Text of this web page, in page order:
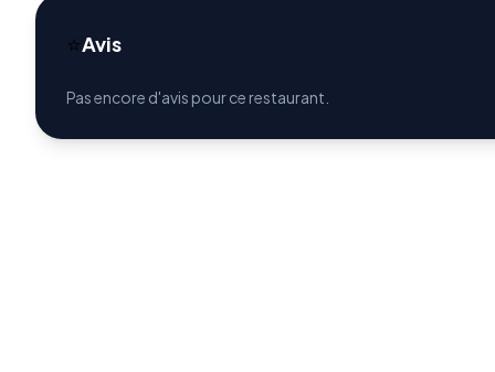
⭐Avis
Pas encore d'avis pour ce restaurant.